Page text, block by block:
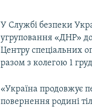
У Службі безпеки
угруповання «ДНР»
Центру спеціальних
разом з колегою 1
«Україна продовжує
повернення родині